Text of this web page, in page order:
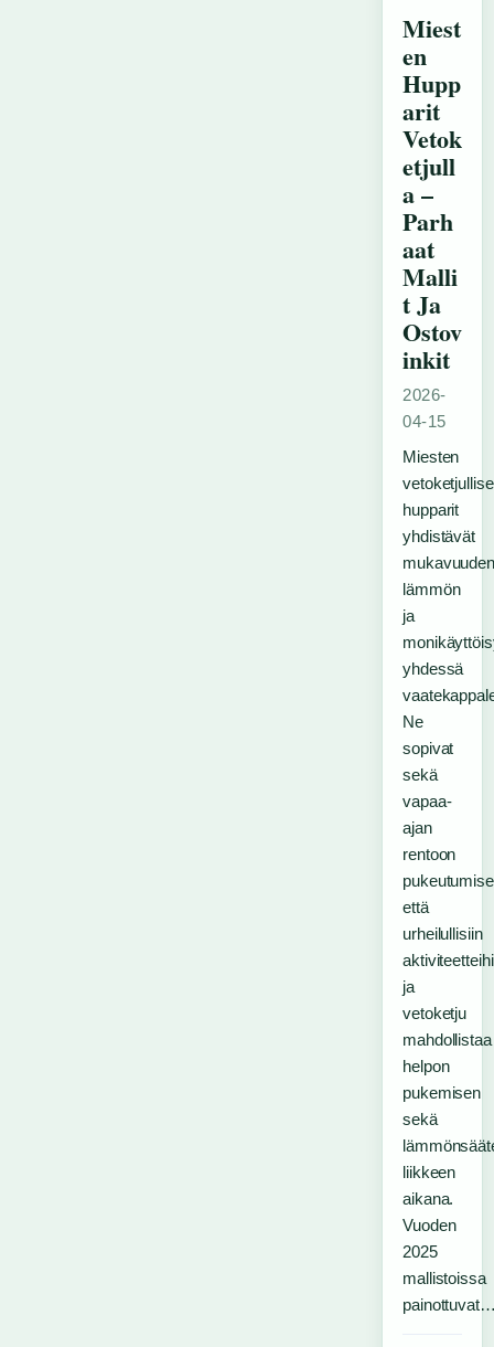
Miest
en
Hupp
arit
Vetok
etjull
a –
Parh
aat
Malli
t Ja
Ostov
inkit
2026-
04-15
Miesten
hupparit
yhdistävät
lämmön
ja
yhdessä
Ne
sopivat
sekä
vapaa-
ajan
rentoon
että
urheilullisiin
ja
vetoketju
mahdollistaa
helpon
pukemisen
sekä
liikkeen
aikana.
Vuoden
2025
mallistoissa